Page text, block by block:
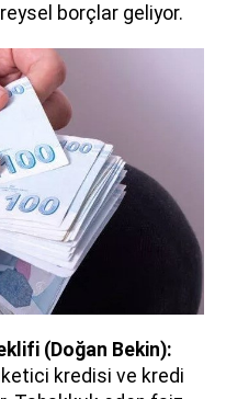
borçlar geliyor.
(Doğan Bekin):
kredisi ve kredi